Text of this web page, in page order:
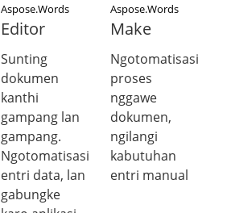
Aspose.Words
Editor
Sunting
dokumen
kanthi
gampang lan
gampang.
Ngotomatisasi
entri data, lan
gabungke
Aspose.Words
Make
Ngotomatisasi
proses
nggawe
dokumen,
ngilangi
kabutuhan
entri manual